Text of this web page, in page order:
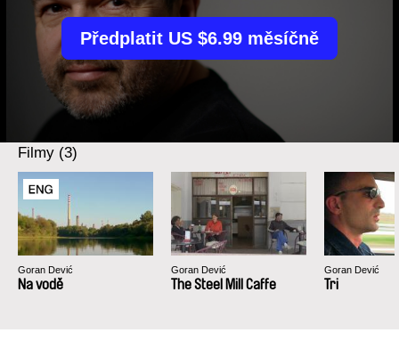
Předplatit US $6.99 měsíčně
Filmy (3)
Goran Dević
Na vodě
Goran Dević
The Steel Mill Caffe
Goran Dević
Tri